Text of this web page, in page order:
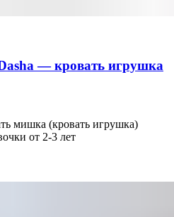
— кровать игрушка
мишка (кровать игрушка)
от 2-3 лет